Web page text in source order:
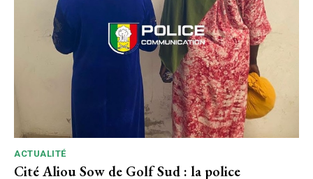
ACTUALITÉ
Cité Aliou Sow de Golf Sud : la police